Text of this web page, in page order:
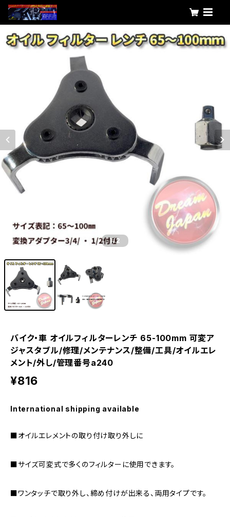
1/2
バイク・車 オイルフィルターレンチ 65-100mm 可変ア
ジャスタブル/修理/メンテナンス/整備/工具/オイルエレ
メント/外し/管理番号a240
¥816
International shipping available
■オイルエレメントの取り付け取り外しに
■サイズ可変式で多くのフィルターに使用できます。
■ワンタッチで取り外し、締め付けが出来る、両用タイプです。